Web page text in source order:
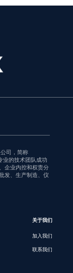
司，简称
业的技术团队成功
企业内控和权责分
发、生产制造、仪
关于我们
加入我们
联系我们